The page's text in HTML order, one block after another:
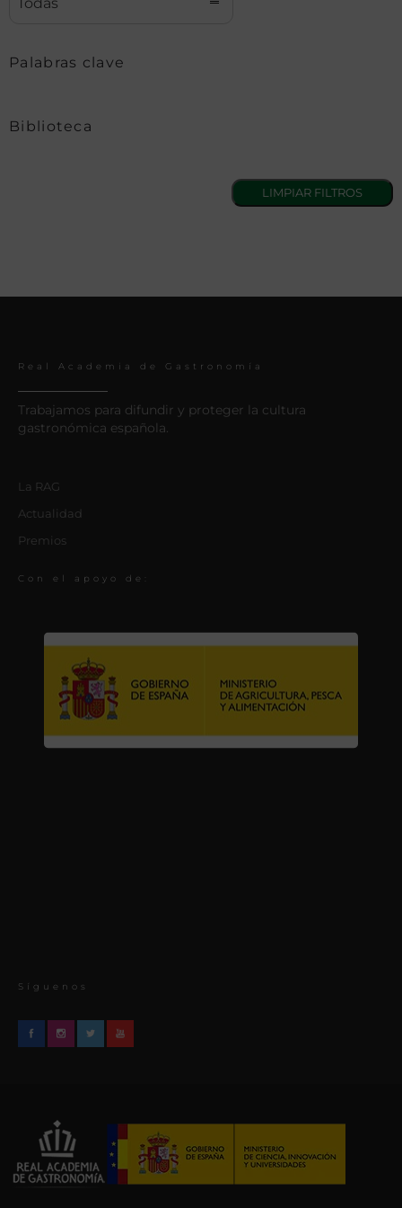
Palabras clave
Biblioteca
Real Academia de Gastronomía
Trabajamos para difundir y proteger la cultura
gastronómica española.
La RAG
Actualidad
Premios
Con el apoyo de:
Síguenos